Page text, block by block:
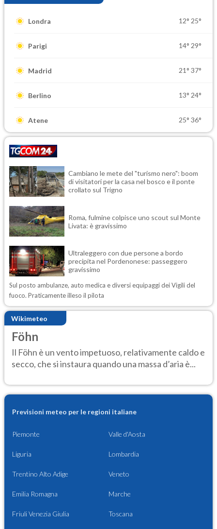
Londra 12° 25°
Parigi 14° 29°
Madrid 21° 37°
Berlino 13° 24°
Atene 25° 36°
Cambiano le mete del "turismo nero": boom
di visitatori per la casa nel bosco e il ponte
crollato sul Trigno
Roma, fulmine colpisce uno scout sul Monte
Livata: è gravissimo
Ultraleggero con due persone a bordo
precipita nel Pordenonese: passeggero
gravissimo
Sul posto ambulanze, auto medica e diversi equipaggi dei Vigili del
fuoco. Praticamente illeso il pilota
Wikimeteo
Föhn
Il Föhn è un vento impetuoso, relativamente caldo e
secco, che si instaura quando una massa d’aria è...
Previsioni meteo per le regioni italiane
Piemonte Valle d'Aosta
Liguria Lombardia
Trentino Alto Adige Veneto
Emilia Romagna Marche
Friuli Venezia Giulia Toscana